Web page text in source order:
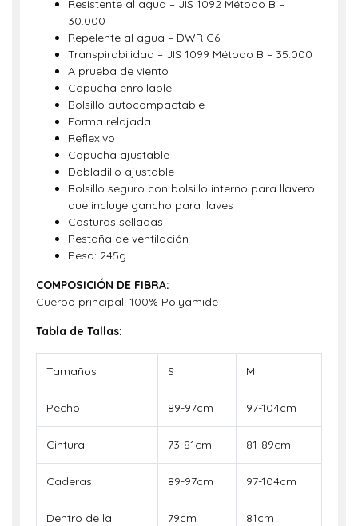
Resistente al agua – JIS 1092 Método B –
30.000
Repelente al agua – DWR C6
Transpirabilidad – JIS 1099 Método B – 35.000
A prueba de viento
Capucha enrollable
Bolsillo autocompactable
Forma relajada
Reflexivo
Capucha ajustable
Dobladillo ajustable
Bolsillo seguro con bolsillo interno para llavero
que incluye gancho para llaves
Costuras selladas
Pestaña de ventilación
Peso: 245g
COMPOSICIÓN DE FIBRA:
Cuerpo principal: 100% Polyamide
Tabla de Tallas:
Tamaños S M
Pecho 89-97cm 97-104cm
Cintura 73-81cm 81-89cm
Caderas 89-97cm 97-104cm
Dentro de la
79cm 81cm